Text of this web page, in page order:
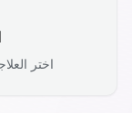
اختر